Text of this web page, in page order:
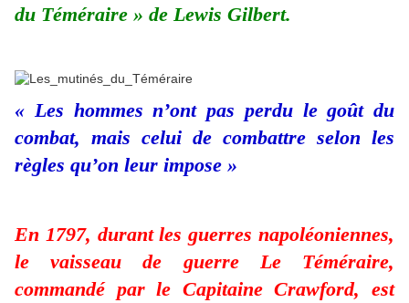
du Téméraire » de Lewis Gilbert.
« Les hommes n’ont pas perdu le goût du
combat, mais celui de combattre selon les
règles qu’on leur impose »
En 1797, durant les guerres napoléoniennes,
le vaisseau de guerre Le Téméraire,
commandé par le Capitaine Crawford, est